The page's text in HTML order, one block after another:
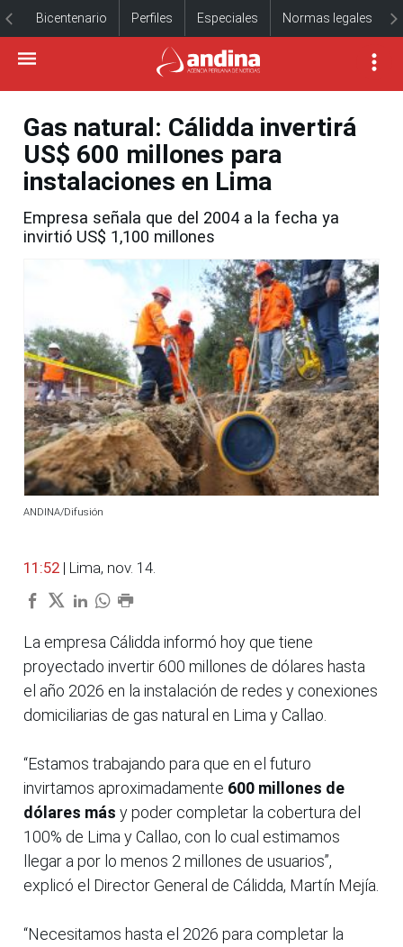
Bicentenario Perfiles Especiales Normas legales
Gas natural: Cálidda invertirá
US$ 600 millones para
instalaciones en Lima
Empresa señala que del 2004 a la fecha ya
invirtió US$ 1,100 millones
ANDINA/Difusión
11:52 | Lima, nov. 14.
La empresa Cálidda informó hoy que tiene
proyectado invertir 600 millones de dólares hasta
el año 2026 en la instalación de redes y conexiones
domiciliarias de gas natural en Lima y Callao.
“Estamos trabajando para que en el futuro
invirtamos aproximadamente 600 millones de
dólares más y poder completar la cobertura del
100% de Lima y Callao, con lo cual estimamos
llegar a por lo menos 2 millones de usuarios”,
explicó el Director General de Cálidda, Martín Mejía.
“Necesitamos hasta el 2026 para completar la